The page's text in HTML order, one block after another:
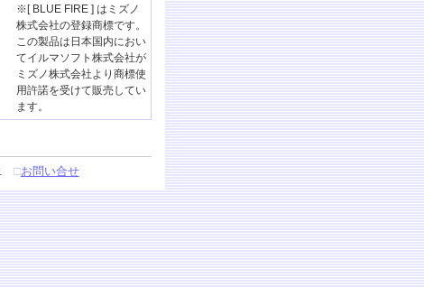
※[ BLUE FIRE ] はミズノ
株式会社の登録商標です。
この製品は日本国内におい
てイルマソフト株式会社が
ミズノ株式会社より商標使
用許諾を受けて販売してい
ます。
□お問い合せ